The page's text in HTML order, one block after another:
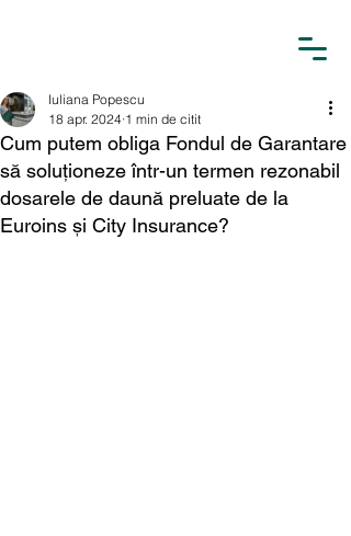
Cum putem obliga Fondul de Garantare
să soluționeze într-un termen rezonabil
dosarele de daună preluate de la
Euroins și City Insurance?
Iuliana Popescu
18 apr. 2024 1 min de citit